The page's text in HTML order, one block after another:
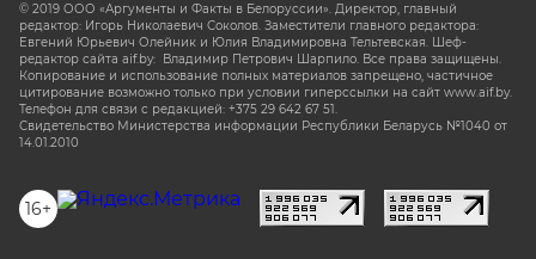
© 2019 ООО «Аргументы и Факты в Белоруссии». Директор, главный
редактор: Игорь Николаевич Соколов. Заместители главного редактора:
Евгений Юрьевич Олейник и Юлия Владимировна Тельтевская. Шеф-
редактор сайта aif.by: Владимир Петрович Шарпило. Все права защищены.
Копирование и использование полных материалов запрещено, частичное
цитирование возможно только при условии гиперссылки на сайт www.aif.by.
Телефон для связи с редакцией: +375 29 642 67 51.
Свидетельство Министерства информации Республики Беларусь №1040 от
14.01.2010
16+